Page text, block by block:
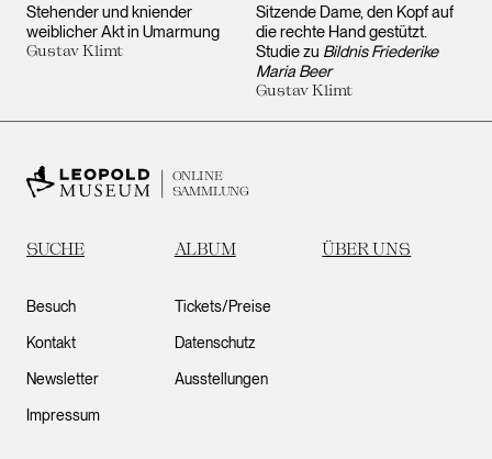
Stehender und kniender
weiblicher Akt in Umarmung
Gustav Klimt
Sitzende Dame, den Kopf auf
die rechte Hand gestützt.
Studie zu Bildnis Friederike
Maria Beer
Gustav Klimt
ONLINE
SAMMLUNG
SUCHE ALBUM ÜBER UNS
Besuch
Kontakt
Newsletter
Impressum
Tickets/Preise
Datenschutz
Ausstellungen